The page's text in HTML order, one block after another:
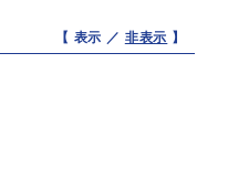
【 表示 ／ 非表示 】